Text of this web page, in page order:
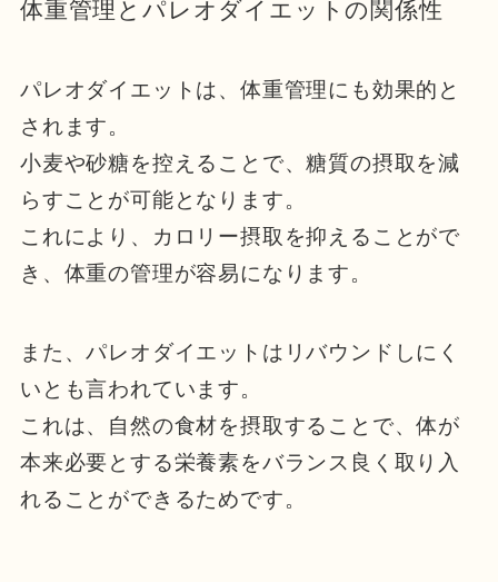
体重管理とパレオダイエットの関係性
パレオダイエットは、体重管理にも効果的と
されます。
小麦や砂糖を控えることで、糖質の摂取を減
らすことが可能となります。
これにより、カロリー摂取を抑えることがで
き、体重の管理が容易になります。
また、パレオダイエットはリバウンドしにく
いとも言われています。
これは、自然の食材を摂取することで、体が
本来必要とする栄養素をバランス良く取り入
れることができるためです。